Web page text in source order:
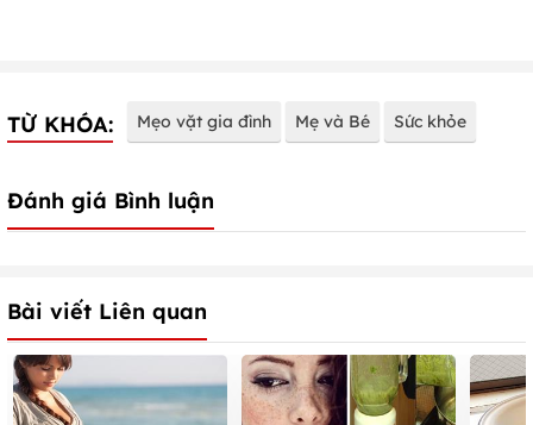
TỪ KHÓA: Mẹo vặt gia đình Mẹ và Bé Sức khỏe
Đánh giá Bình luận
Bài viết Liên quan